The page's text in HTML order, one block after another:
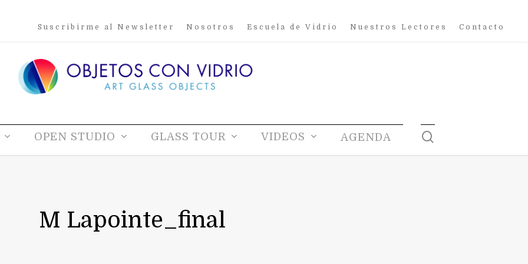
Suscribirme al Newsletter Nosotros Escuela de Vidrio Nuestros Lectores Contacto
OPEN STUDIO GLASS TOUR VIDEOS AGENDA
M Lapointe_final